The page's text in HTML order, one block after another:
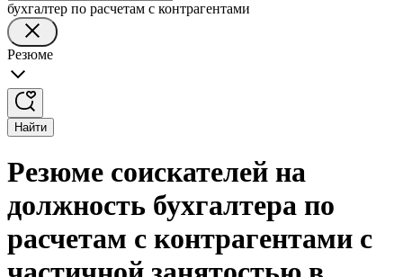
бухгалтер по расчетам с контрагентами
Резюме
Найти
Резюме соискателей на
должность бухгалтера по
расчетам с контрагентами с